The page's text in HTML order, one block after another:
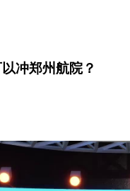
冲郑州航院？